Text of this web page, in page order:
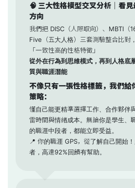
🧠 三大性格模型交叉分析｜看
方向
我們把 DISC（人際取向）、MBTI（
Five（五大人格）三套測驗整合比對
「一致性高的性格特徵」
從外在行為到思維模式，再到人格底
質與職涯潛能
不像只有一張性格標籤，我們給
策略：
懂自己能更精準選擇工作、合作夥伴
雷時間與情緒成本。無論你是學生、
的職涯中段者，都能立即受益。
📍 你的職涯 GPS，從了解自己開始
者，高達92%回饋有幫助。